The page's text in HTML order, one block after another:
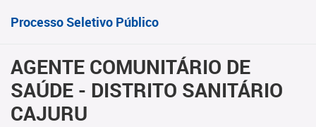
Processo Seletivo Público
AGENTE COMUNITÁRIO DE
SAÚDE - DISTRITO SANITÁRIO
CAJURU